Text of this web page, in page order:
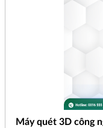
Máy quét 3D công